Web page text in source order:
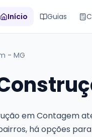
Início Guias
- MG
em Contagem
há opções